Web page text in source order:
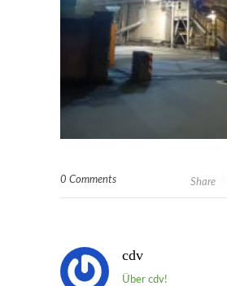
0 Comments Share
cdv
Über cdv!